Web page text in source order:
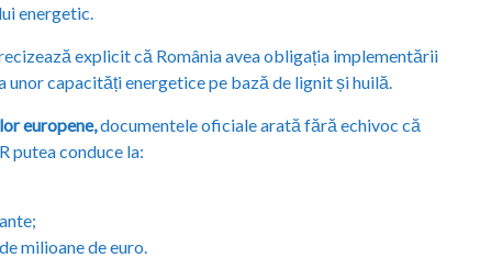
energetic.
explicit că România avea obligația implementării
capacități energetice pe bază de lignit și huilă.
europene,documentele oficiale arată fără echivoc că
putea conduce la:
milioane de euro.